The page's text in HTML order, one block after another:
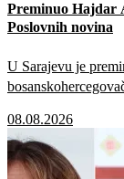
Preminuo Hajdar
Poslovnih novina
U Sarajevu je
medijima i
Poslovne novine.
08.08.2026